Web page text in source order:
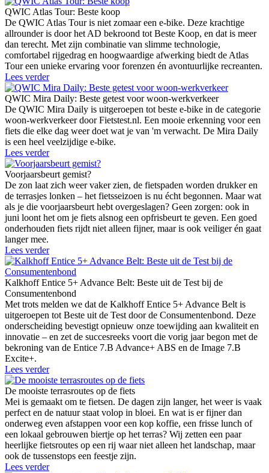
QWIC Atlas Tour: Beste koop
De QWIC Atlas Tour is niet zomaar een e-bike. Deze krachtige
allrounder is door het AD bekroond tot Beste Koop, en dat is meer
dan terecht. Met zijn combinatie van slimme technologie,
comfortabel rijgedrag en hoogwaardige afwerking biedt de Atlas
Tour een unieke ervaring voor forenzen én avontuurlijke recreanten.
Lees verder
QWIC Mira Daily: Beste getest voor woon-werkverkeer
De QWIC Mira Daily is uitgeroepen tot beste e-bike in de categorie
woon-werkverkeer door Fietstest.nl. Een mooie erkenning voor een
fiets die elke dag weer doet wat je van 'm verwacht. De Mira Daily
is een heel veelzijdige e-bike.
Lees verder
Voorjaarsbeurt gemist?
De zon laat zich weer vaker zien, de fietspaden worden drukker en
de terrasjes lonken – het fietsseizoen is nu écht begonnen. Maar wat
als je die voorjaarsbeurt hebt overgeslagen? Geen zorgen: ook in
juni loont het om je fiets alsnog een opfrisbeurt te geven. Een goed
onderhouden fiets rijdt niet alleen fijner, maar is ook veiliger én gaat
langer mee.
Lees verder
Kalkhoff Entice 5+ Advance Belt: Beste uit de Test bij de
Consumentenbond
Met trots melden we dat de Kalkhoff Entice 5+ Advance Belt is
uitgeroepen tot Beste uit de Test door de Consumentenbond. Deze
onderscheiding bevestigt opnieuw onze toewijding aan kwaliteit en
innovatie – en zet de succesreeks voort die vorig jaar begon met de
bekroning van de Entice 7.B Advance+ ABS en de Image 7.B
Excite+.
Lees verder
De mooiste terrasroutes op de fiets
Mei is gemaakt om te fietsen. De dagen zijn langer, het weer is vaak
perfect en de natuur staat volop in bloei. En wat is er fijner dan
onderweg even afstappen voor een kop koffie, een frisse lunch of
een lokaal gebrouwen biertje op het terras? Wij zetten een paar
heerlijke fietsroutes op een rij waar niet alleen het landschap, maar
ook de tussenstops een feestje zijn.
Lees verder